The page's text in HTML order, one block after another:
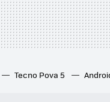
Tecno Pova 5